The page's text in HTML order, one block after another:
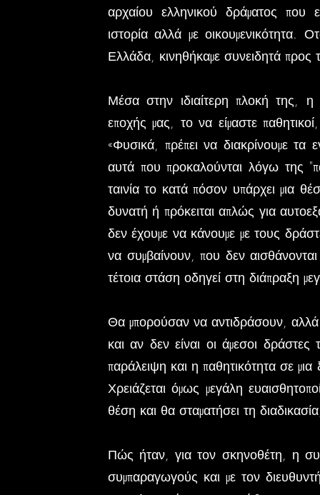
αρχαίου ελληνικού δράματος που
ιστορία αλλά με οικουμενικότητα.
Ελλάδα, κινηθήκαμε συνειδητά προς
Μέσα στην ιδιαίτερη πλοκή της, η
εποχής μας, το να είμαστε
«Φυσικά, πρέπει να διακρίνουμε τα
αυτά που προκαλούνται λόγω της
ταινία το κατά πόσον υπάρχει μια
δυνατή ή πρόκειται απλώς για
δεν έχουμε να κάνουμε με τους
να συμβαίνουν, που δεν
τέτοια στάση οδηγεί στη διάπραξη
Θα μπορούσαν να αντιδράσουν, αλλά
και αν δεν είναι οι άμεσοι
παράλειψη και η παθητικότητα σε
Χρειάζεται όμως μεγάλη
θέση και θα σταματήσει τη
Πώς ήταν, για τον σκηνοθέτη, η
συμπαραγωγούς και με τον